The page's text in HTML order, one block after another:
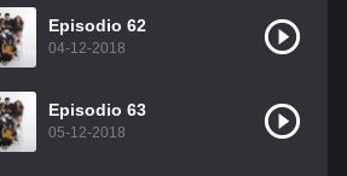
Episodio 62
04-12-2018
Episodio 63
05-12-2018